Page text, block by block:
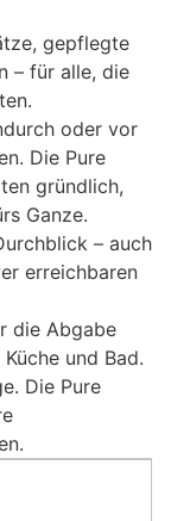
gepflegte
– für alle, die
oder vor
Die Pure
gründlich,
Ganze.
– auch
erreichbaren
die Abgabe
und Bad.
Die Pure